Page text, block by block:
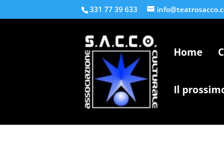
331 77 39 633
Home
Il